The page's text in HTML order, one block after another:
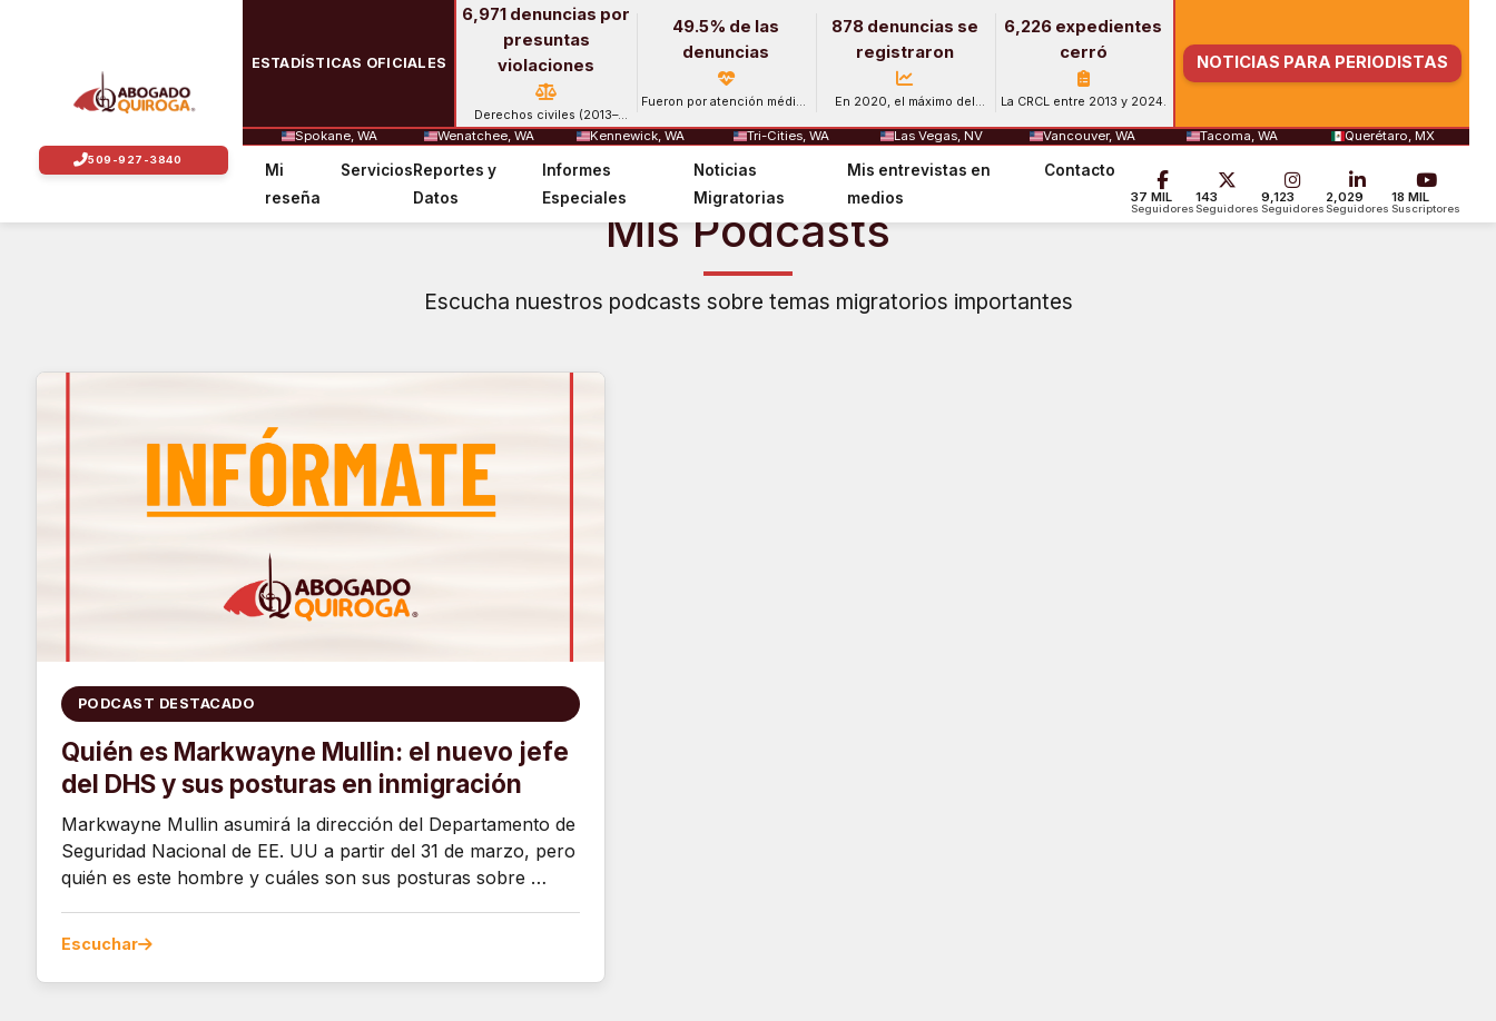
ESTADÍSTICAS OFICIALES
6,971 denuncias por
presuntas
violaciones
Derechos civiles (2013–
2024).
49.5% de las
denuncias
Fueron por atención médica
878 denuncias se
registraron
En 2020, el máximo del
6,226 expedientes
cerró
La CRCL entre 2013 y 2024.
NOTICIAS PARA PERIODISTAS
Spokane, WA Wenatchee, WA Kennewick, WA Tri-Cities, WA Las Vegas, NV Vancouver, WA Tacoma, WA Querétaro, MX
Mi
reseña
ServiciosReportes y
Datos
Informes
Especiales
Noticias
Migratorias
Mis entrevistas en
medios
Contacto
37 MIL
Seguidores
143
Seguidores
9,123
Seguidores
2,029
Seguidores
18 MIL
Suscriptores
Mis Podcasts
Escucha nuestros podcasts sobre temas migratorios importantes
PODCAST DESTACADO
Quién es Markwayne Mullin: el nuevo jefe
del DHS y sus posturas en inmigración
Markwayne Mullin asumirá la dirección del Departamento de
Seguridad Nacional de EE. UU a partir del 31 de marzo, pero
quién es este hombre y cuáles son sus posturas sobre …
Escuchar